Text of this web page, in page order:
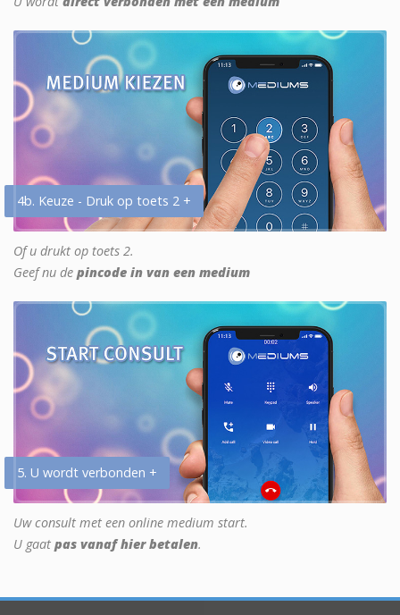
4b. Keuze - Druk op toets 2 +
Of u drukt op toets 2.
Geef nu de pincode in van een medium
5. U wordt verbonden +
Uw consult met een online medium start.
U gaat pas vanaf hier betalen.